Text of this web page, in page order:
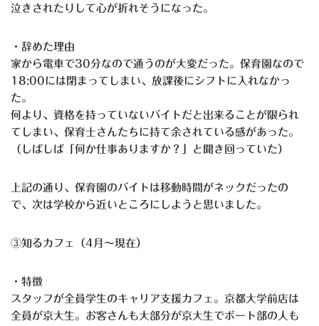
泣きされたりして心が折れそうになった。
・辞めた理由
家から電車で30分なので通うのが大変だった。保育園なので
18:00には閉まってしまい、放課後にシフトに入れなかっ
た。
何より、資格を持っていないバイトだと出来ることが限られ
てしまい、保育士さんたちに持て余されている感があった。
（しばしば「何か仕事ありますか？」と聞き回っていた）
上記の通り、保育園のバイトは移動時間がネックだったの
で、次は学校から近いところにしようと思いました。
③知るカフェ（4月〜現在）
・特徴
スタッフが全員学生のキャリア支援カフェ。京都大学前店は
全員が京大生。お客さんも大部分が京大生でボート部の人も